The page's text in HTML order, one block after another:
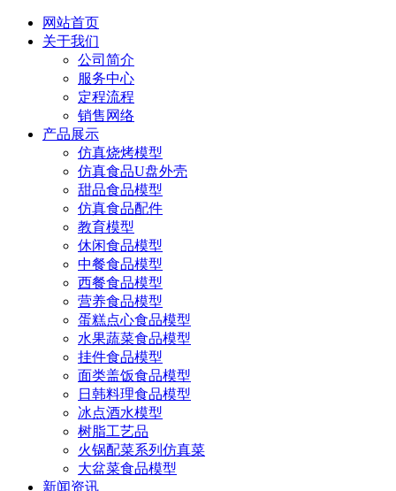
网站首页
关于我们
公司简介
服务中心
定程流程
销售网络
产品展示
仿真烧烤模型
仿真食品U盘外壳
甜品食品模型
仿真食品配件
教育模型
休闲食品模型
中餐食品模型
西餐食品模型
营养食品模型
蛋糕点心食品模型
水果蔬菜食品模型
挂件食品模型
面类盖饭食品模型
日韩料理食品模型
冰点酒水模型
树脂工艺品
火锅配菜系列仿真菜
大盆菜食品模型
新闻资讯